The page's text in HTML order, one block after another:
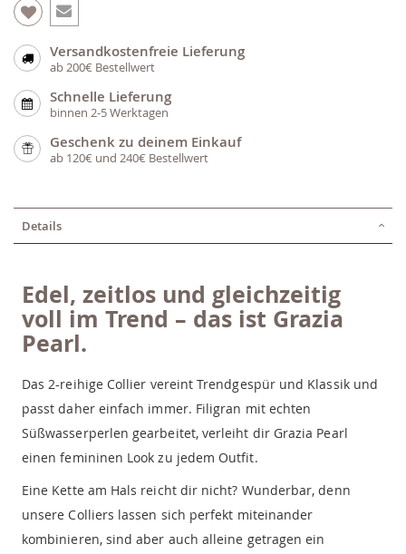
Versandkostenfreie Lieferung
ab 200€ Bestellwert
Schnelle Lieferung
binnen 2-5 Werktagen
Geschenk zu deinem Einkauf
ab 120€ und 240€ Bestellwert
Details
Edel, zeitlos und gleichzeitig
voll im Trend – das ist Grazia
Pearl.
Das 2-reihige Collier vereint Trendgespür und Klassik und
passt daher einfach immer. Filigran mit echten
Süßwasserperlen gearbeitet, verleiht dir Grazia Pearl
einen femininen Look zu jedem Outfit.
Eine Kette am Hals reicht dir nicht? Wunderbar, denn
unsere Colliers lassen sich perfekt miteinander
kombinieren, sind aber auch alleine getragen ein